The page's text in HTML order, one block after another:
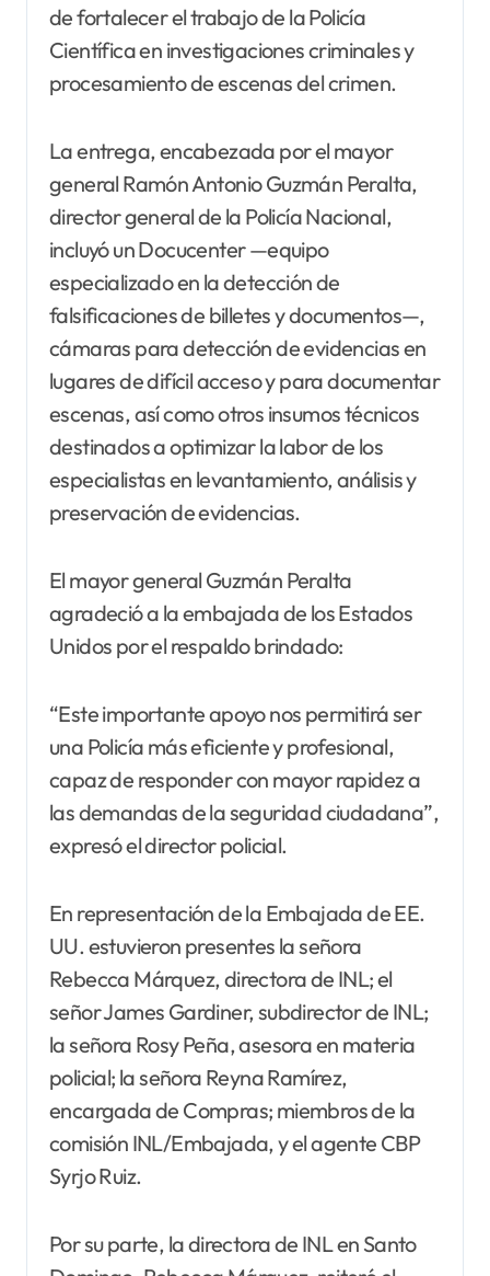
de fortalecer el trabajo de la Policía
Científica en investigaciones criminales y
procesamiento de escenas del crimen.
La entrega, encabezada por el mayor
general Ramón Antonio Guzmán Peralta,
director general de la Policía Nacional,
incluyó un Docucenter —equipo
especializado en la detección de
falsificaciones de billetes y documentos—,
cámaras para detección de evidencias en
lugares de difícil acceso y para documentar
escenas, así como otros insumos técnicos
destinados a optimizar la labor de los
especialistas en levantamiento, análisis y
preservación de evidencias.
El mayor general Guzmán Peralta
agradeció a la embajada de los Estados
Unidos por el respaldo brindado:
“Este importante apoyo nos permitirá ser
una Policía más eficiente y profesional,
capaz de responder con mayor rapidez a
las demandas de la seguridad ciudadana”,
expresó el director policial.
En representación de la Embajada de EE.
UU. estuvieron presentes la señora
Rebecca Márquez, directora de INL; el
señor James Gardiner, subdirector de INL;
la señora Rosy Peña, asesora en materia
policial; la señora Reyna Ramírez,
encargada de Compras; miembros de la
comisión INL/Embajada, y el agente CBP
Syrjo Ruiz.
Por su parte, la directora de INL en Santo